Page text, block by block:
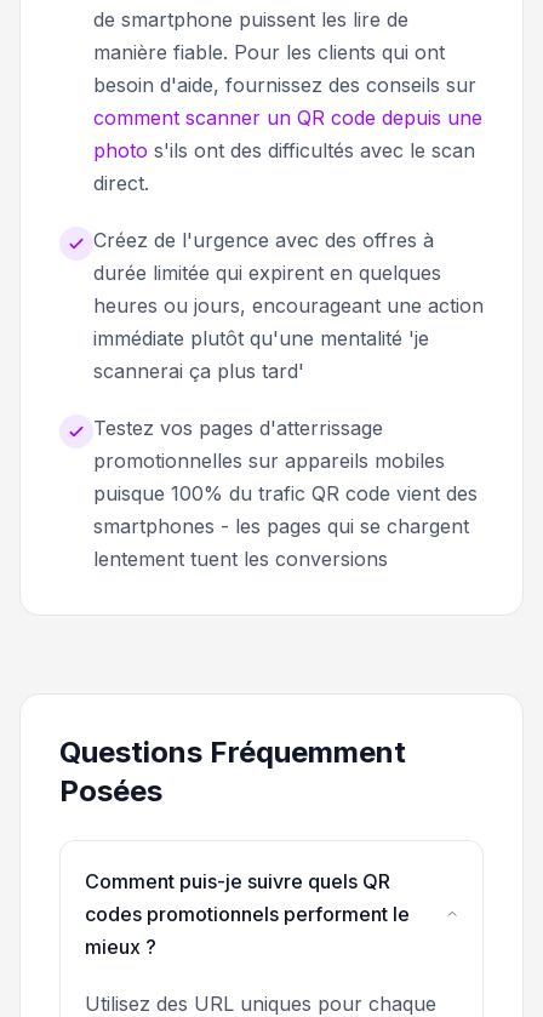
de smartphone puissent les lire de
manière fiable. Pour les clients qui ont
besoin d'aide, fournissez des conseils sur
comment scanner un QR code depuis une
photo s'ils ont des difficultés avec le scan
direct.
Créez de l'urgence avec des offres à
durée limitée qui expirent en quelques
heures ou jours, encourageant une action
immédiate plutôt qu'une mentalité 'je
scannerai ça plus tard'
Testez vos pages d'atterrissage
promotionnelles sur appareils mobiles
puisque 100% du trafic QR code vient des
smartphones - les pages qui se chargent
lentement tuent les conversions
Questions Fréquemment
Posées
Comment puis-je suivre quels QR
codes promotionnels performent le
mieux ?
Utilisez des URL uniques pour chaque